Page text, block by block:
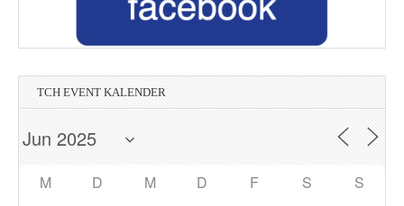
TCH EVENT KALENDER
M D M D F S S